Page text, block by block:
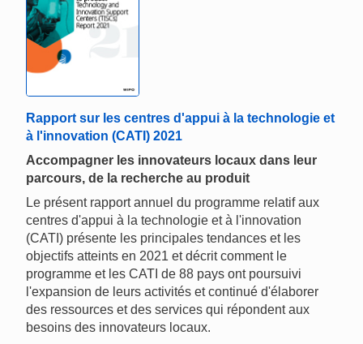
Rapport sur les centres d'appui à la technologie et
à l'innovation (CATI) 2021
Accompagner les innovateurs locaux dans leur
parcours, de la recherche au produit
Le présent rapport annuel du programme relatif aux
centres d'appui à la technologie et à l'innovation
(CATI) présente les principales tendances et les
objectifs atteints en 2021 et décrit comment le
programme et les CATI de 88 pays ont poursuivi
l'expansion de leurs activités et continué d'élaborer
des ressources et des services qui répondent aux
besoins des innovateurs locaux.